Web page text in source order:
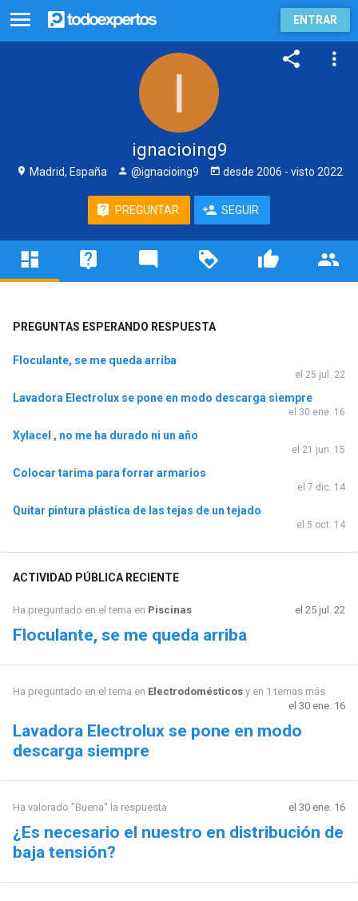
ENTRAR
ignacioing9
Madrid, España @ignacioing9 desde 2006 - visto 2022
PREGUNTAR SEGUIR
PREGUNTAS ESPERANDO RESPUESTA
Floculante, se me queda arriba
el 25 jul. 22
Lavadora Electrolux se pone en modo descarga siempre
el 30 ene. 16
Xylacel , no me ha durado ni un año
el 21 jun. 15
Colocar tarima para forrar armarios
el 7 dic. 14
Quitar pintura plástica de las tejas de un tejado
el 5 oct. 14
ACTIVIDAD PÚBLICA RECIENTE
Ha preguntado en el tema en Piscinas el 25 jul. 22
Floculante, se me queda arriba
Ha preguntado en el tema en Electrodomésticosy en 1 temas más
el 30 ene. 16
Lavadora Electrolux se pone en modo
descarga siempre
Ha valorado "Buena" la respuesta el 30 ene. 16
¿Es necesario el nuestro en distribución de
baja tensión?